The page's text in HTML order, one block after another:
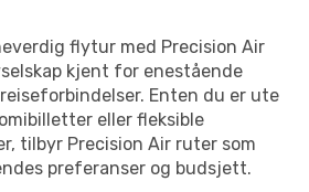
flytur med Precision Air
kjent for enestående
Enten du er ute
eller fleksible
tilbyr Precision Air ruter som
preferanser og budsjett.